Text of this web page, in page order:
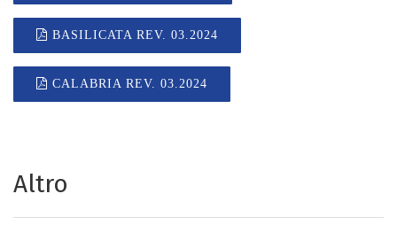
BASILICATA REV. 03.2024
CALABRIA REV. 03.2024
Altro